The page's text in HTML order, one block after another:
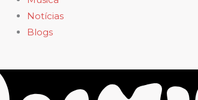
Notícias
Blogs